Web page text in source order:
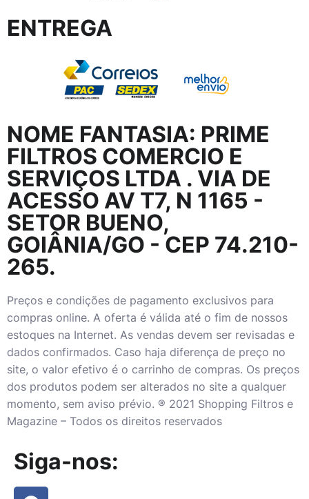
ENTREGA
NOME FANTASIA: PRIME
FILTROS COMERCIO E
SERVIÇOS LTDA . VIA DE
ACESSO AV T7, N 1165 -
SETOR BUENO,
GOIÂNIA/GO - CEP 74.210-
265.
Preços e condições de pagamento exclusivos para
compras online. A oferta é válida até o fim de nossos
estoques na Internet. As vendas devem ser revisadas e
dados confirmados. Caso haja diferença de preço no
site, o valor efetivo é o carrinho de compras. Os preços
dos produtos podem ser alterados no site a qualquer
momento, sem aviso prévio. ® 2021 Shopping Filtros e
Magazine – Todos os direitos reservados
Siga-nos: